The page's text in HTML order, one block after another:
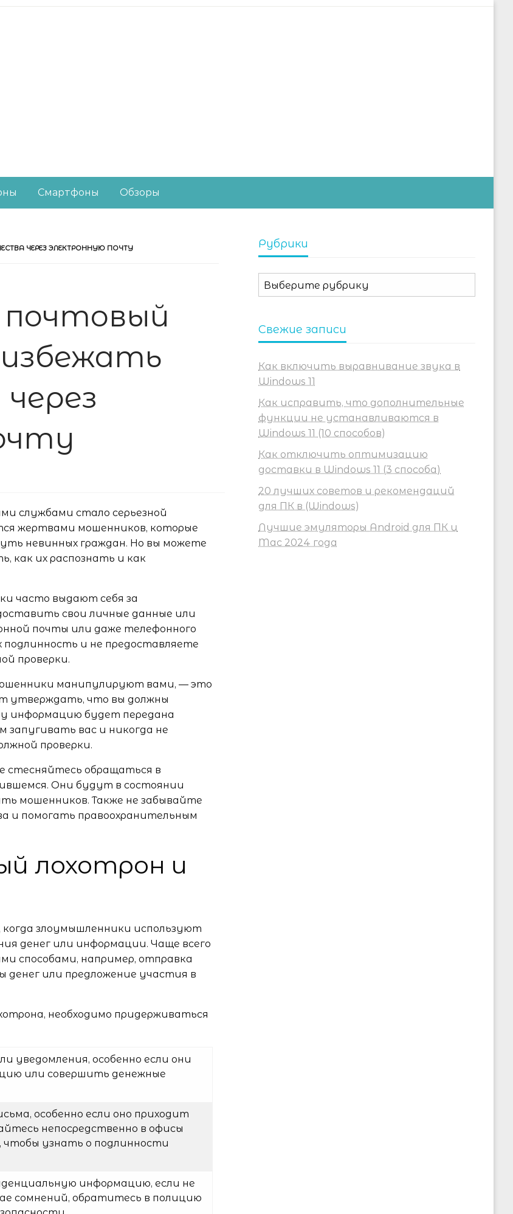
из мира IT-индустрии
Смартфоны Обзоры
ЧЕРЕЗ ЭЛЕКТРОННУЮ ПОЧТУ
службами стало серьезной
жертвами мошенников, которые
невинных граждан. Но вы можете
как их распознать и как
часто выдают себя за
свои личные данные или
почты или даже телефонного
подлинность и не предоставляете
проверки.
манипулируют вами, — это
утверждать, что вы должны
информацию будет передана
запугивать вас и никогда не
проверки.
стесняйтесь обращаться в
Они будут в состоянии
мошенников. Также не забывайте
и помогать правоохранительным
лохотрон и
злоумышленники используют
денег или информации. Чаще всего
способами, например, отправка
или предложение участия в
необходимо придерживаться
уведомления, особенно если они
или совершить денежные
особенно если оно приходит
непосредственно в офисы
узнать о подлинности
информацию, если не
сомнений, обратитесь в полицию
Рубрики
Рубрики
Свежие записи
Как включить выравнивание звука в
Windows 11
Как исправить, что дополнительные
функции не устанавливаются в
Windows 11 (10 способов)
Как отключить оптимизацию
доставки в Windows 11 (3 способа)
20 лучших советов и рекомендаций
для ПК в (Windows)
Лучшие эмуляторы Android для ПК и
Mac 2024 года